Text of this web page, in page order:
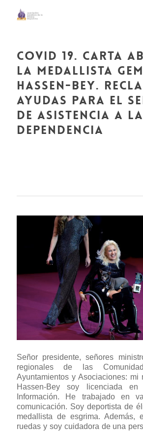
covid 19. carta
la medallista
hassen-bey.
ayudas para el
de asistencia a la
dependencia
Señor presidente, señores
regionales de las
Ayuntamientos y Asociaciones: mi
Hassen-Bey soy licenciada
Información. He trabajado en
comunicación. Soy deportista de
medallista de esgrima. Además,
ruedas y soy cuidadora de una